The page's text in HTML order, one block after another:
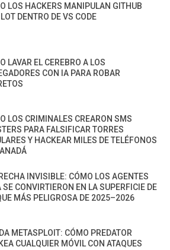
LOS HACKERS MANIPULAN GITHUB
DENTRO DE VS CODE
LAVAR EL CEREBRO A LOS
CON IA PARA ROBAR
LOS CRIMINALES CREARON SMS
PARA FALSIFICAR TORRES
Y HACKEAR MILES DE TELÉFONOS
INVISIBLE: CÓMO LOS AGENTES
SE CONVIRTIERON EN LA SUPERFICIE DE
MÁS PELIGROSA DE 2025–2026
METASPLOIT: CÓMO PREDATOR
CUALQUIER MÓVIL CON ATAQUES